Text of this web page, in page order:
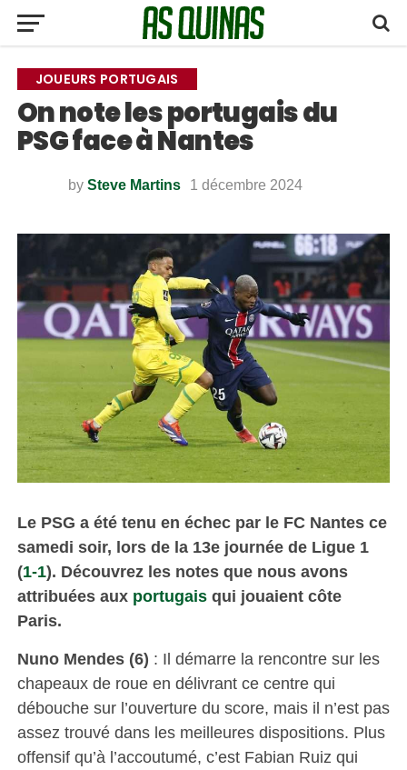
JOUEURS PORTUGAIS
On note les portugais du
PSG face à Nantes
by Steve Martins 1 décembre 2024
Le PSG a été tenu en échec par le FC Nantes ce
samedi soir, lors de la 13e journée de Ligue 1
(1-1). Découvrez les notes que nous avons
attribuées aux portugaisqui jouaient côte
Paris.
Nuno Mendes (6) : Il démarre la rencontre sur les
chapeaux de roue en délivrant ce centre qui
débouche sur l’ouverture du score, mais il n’est pas
assez trouvé dans les meilleures dispositions. Plus
offensif qu’à l’accoutumé, c’est Fabian Ruiz qui